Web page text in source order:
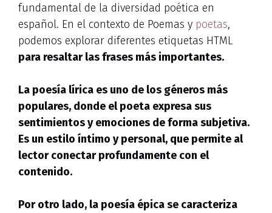
fundamental de la diversidad poética en
español. En el contexto de Poemas y poetas,
podemos explorar diferentes etiquetas HTML
para resaltar las frases más importantes.
La poesía lírica es uno de los géneros más
populares, donde el poeta expresa sus
sentimientos y emociones de forma subjetiva.
Es un estilo íntimo y personal, que permite al
lector conectar profundamente con el
contenido.
Por otro lado, la poesía épica se caracteriza